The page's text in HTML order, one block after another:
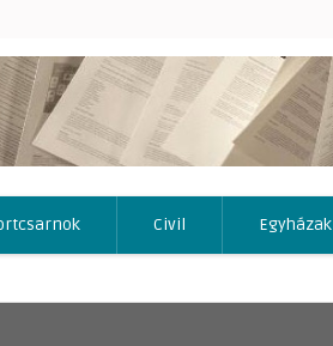
Civil Egyházak